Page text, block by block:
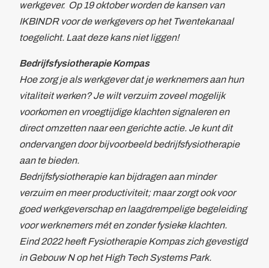
werkgever. Op 19 oktober worden de kansen van
IKBINDR voor de werkgevers op het Twentekanaal
toegelicht. Laat deze kans niet liggen!
Bedrijfsfysiotherapie Kompas
Hoe zorg je als werkgever dat je werknemers aan hun
vitaliteit werken? Je wilt verzuim zoveel mogelijk
voorkomen en vroegtijdige klachten signaleren en
direct omzetten naar een gerichte actie. Je kunt dit
ondervangen door bijvoorbeeld bedrijfsfysiotherapie
aan te bieden.
Bedrijfsfysiotherapie kan bijdragen aan minder
verzuim en meer productiviteit; maar zorgt ook voor
goed werkgeverschap en laagdrempelige begeleiding
voor werknemers mét en zonder fysieke klachten.
Eind 2022 heeft Fysiotherapie Kompas zich gevestigd
in Gebouw N op het High Tech Systems Park.